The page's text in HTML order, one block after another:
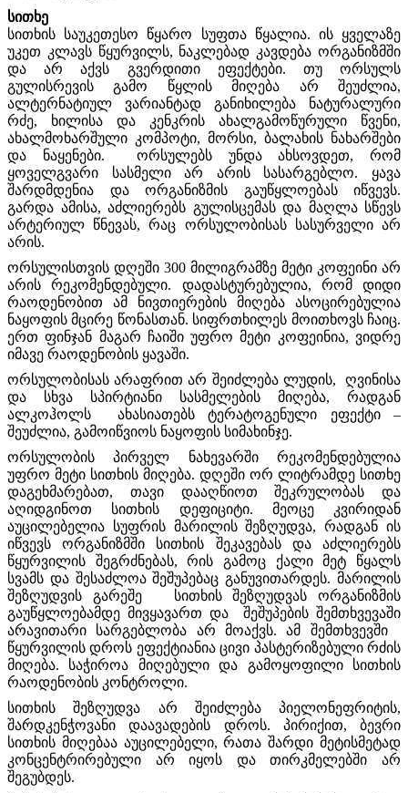
სითხე
სითხის საუკეთესო წყარო სუფთა წყალია. ის ყველაზე
უკეთ კლავს წყურვილს, ნაკლებად კავდება ორგანიზმში
და არ აქვს გვერდითი ეფექტები. თუ ორსულს
გულისრევის გამო წყლის მიღება არ შეუძლია,
ალტერნატიულ ვარიანტად განიხილება ნატურალური
რძე, ხილისა და კენკრის ახალგამოწურული წვენი,
ახალმოხარშული კომპოტი, მორსი, ბალახის ნახარშები
და ნაყენები. ორსულებს უნდა ახსოვდეთ, რომ
ყოველგვარი სასმელი არ არის სასარგებლო. ყავა
შარდმდენია და ორგანიზმის გაუწყლოებას იწვევს.
გარდა ამისა, აძლიერებს გულისცემას და მაღლა სწევს
არტერიულ წნევას, რაც ორსულობისას სასურველი არ
არის.
ორსულისთვის დღეში 300 მილიგრამზე მეტი კოფეინი არ
არის რეკომენდებული. დადასტურებულია, რომ დიდი
რაოდენობით ამ ნივთიერების მიღება ასოცირებულია
ნაყოფის მცირე წონასთან. სიფრთხილეს მოითხოვს ჩაიც.
ერთ ფინჯან მაგარ ჩაიში უფრო მეტი კოფეინია, ვიდრე
იმავე რაოდენობის ყავაში.
ორსულობისას არაფრით არ შეიძლება ლუდის, ღვინისა
და სხვა სპირტიანი სასმელების მიღება, რადგან
ალკოჰოლს ახასიათებს ტერატოგენული ეფექტი –
შეუძლია, გამოიწვიოს ნაყოფის სიმახინჯე.
ორსულობის პირველ ნახევარში რეკომენდებულია
უფრო მეტი სითხის მიღება. დღეში ორ ლიტრამდე სითხე
დაგეხმარებათ, თავი დააღწიოთ შეკრულობას და
აღიდგინოთ სითხის დეფიციტი. მეოცე კვირიდან
აუცილებელია სუფრის მარილის შეზღუდვა, რადგან ის
იწვევს ორგანიზმში სითხის შეკავებას და აძლიერებს
წყურვილის შეგრძნებას, რის გამოც ქალი მეტ წყალს
სვამს და შესაძლოა შეშუპებაც განუვითარდეს. მარილის
შეზღუდვის გარეშე სითხის შეზღუდვას ორგანიზმის
გაუწყლოებამდე მივყავართ და შეშუპების შემთხვევაში
არავითარი სარგებლობა არ მოაქვს. ამ შემთხვევში
წყურვილის დროს ეფექტიანია ცივი პასტერიზებული რძის
მიღება. საჭიროა მიღებული და გამოყოფილი სითხის
რაოდენობის კონტროლი.
სითხის შეზღუდვა არ შეიძლება პიელონეფრიტის,
შარდკენჭოვანი დაავადების დროს. პირიქით, ბევრი
სითხის მიღებაა აუცილებელი, რათა შარდი მეტისმეტად
კონცენტრირებული არ იყოს და თირკმელებში არ
შეგუბდეს.